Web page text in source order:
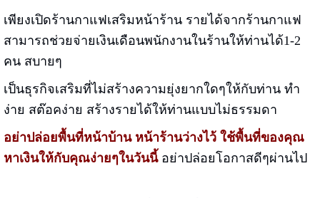
เพียงเปิดร้านกาแฟเสริมหน้าร้าน รายได้จากร้านกาแฟ
สามารถช่วยจ่ายเงินเดือนพนักงานในร้านให้ท่านได้1-2
คน สบายๆ
เป็นธุรกิจเสริมที่ไม่สร้างความยุ่งยากใดๆให้กับท่าน ทำ
ง่าย สต๊อคง่าย สร้างรายได้ให้ท่านแบบไม่ธรรมดา
อย่าปล่อยพื้นที่หน้าบ้าน หน้าร้านว่างไว้ ใช้พื้นที่ของคุณ
หาเงินให้กับคุณง่ายๆในวันนี้ อย่าปล่อยโอกาสดีๆผ่านไป